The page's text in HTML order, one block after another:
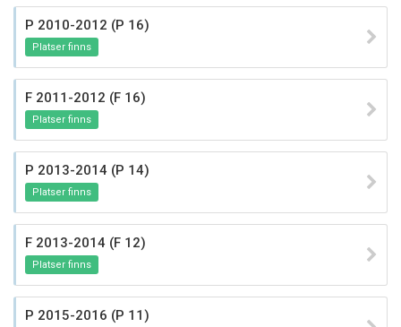
P 2010-2012 (P 16)
Platser finns
F 2011-2012 (F 16)
Platser finns
P 2013-2014 (P 14)
Platser finns
F 2013-2014 (F 12)
Platser finns
P 2015-2016 (P 11)